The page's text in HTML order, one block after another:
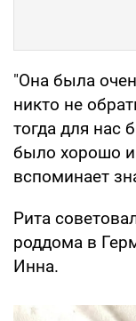
"Она была
никто не
тогда для нас
было хорошо
вспоминает
Рита
роддома в
Инна.